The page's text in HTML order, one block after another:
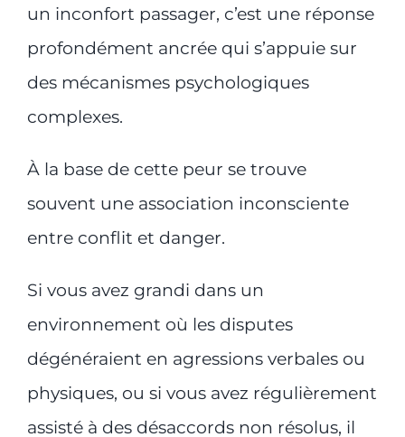
un inconfort passager, c’est une réponse
profondément ancrée qui s’appuie sur
des mécanismes psychologiques
complexes.
À la base de cette peur se trouve
souvent une association inconsciente
entre conflit et danger.
Si vous avez grandi dans un
environnement où les disputes
dégénéraient en agressions verbales ou
physiques, ou si vous avez régulièrement
assisté à des désaccords non résolus, il